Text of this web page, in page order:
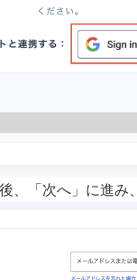
、「次へ」に進み、